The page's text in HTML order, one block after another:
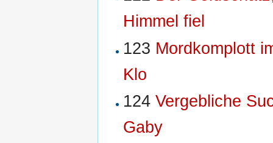
Himmel fiel
123 Mordkomplott
Klo
124Vergebliche
Gaby